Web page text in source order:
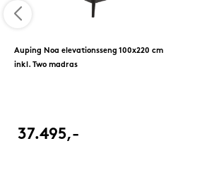
Auping Noa elevationsseng 100x220 cm
inkl. Two madras
37.495,-